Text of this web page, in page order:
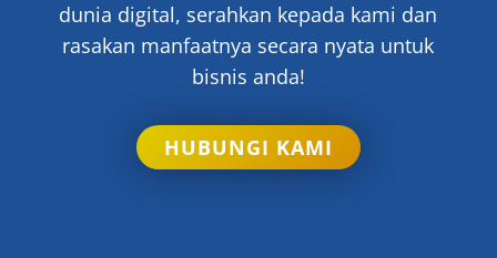
dunia digital, serahkan kepada kami dan
rasakan manfaatnya secara nyata untuk
bisnis anda!
HUBUNGI KAMI